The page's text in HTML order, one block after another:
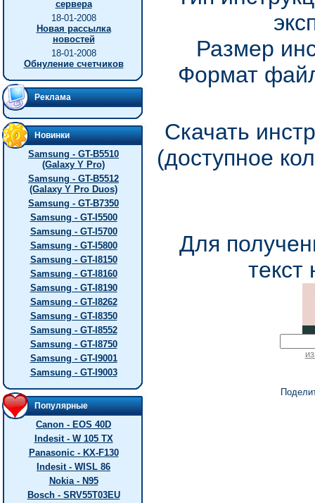
сервера
18-01-2008
Новая рассылка
новостей
18-01-2008
Обнуление счетчиков
Реклама
Новинки
Samsung - GT-B5510
(Galaxy Y Pro)
Samsung - GT-B5512
(Galaxy Y Pro Duos)
Samsung - GT-B7350
Samsung - GT-I5500
Samsung - GT-I5700
Samsung - GT-I5800
Samsung - GT-I8150
Samsung - GT-I8160
Samsung - GT-I8190
Samsung - GT-I8262
Samsung - GT-I8350
Samsung - GT-I8552
Samsung - GT-I8750
Samsung - GT-I9001
Samsung - GT-I9003
Популярные
Canon - EOS 40D
Indesit - W 105 TX
Panasonic - KX-F130
Indesit - WISL 86
Nokia - N95
Bosch - SRV55T03EU
Размер
Формат
Скачать
(доступное
Для
текст